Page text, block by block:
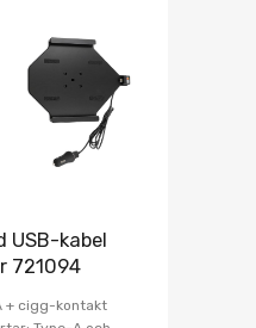
USB-kabel
721094
+ cigg-kontakt